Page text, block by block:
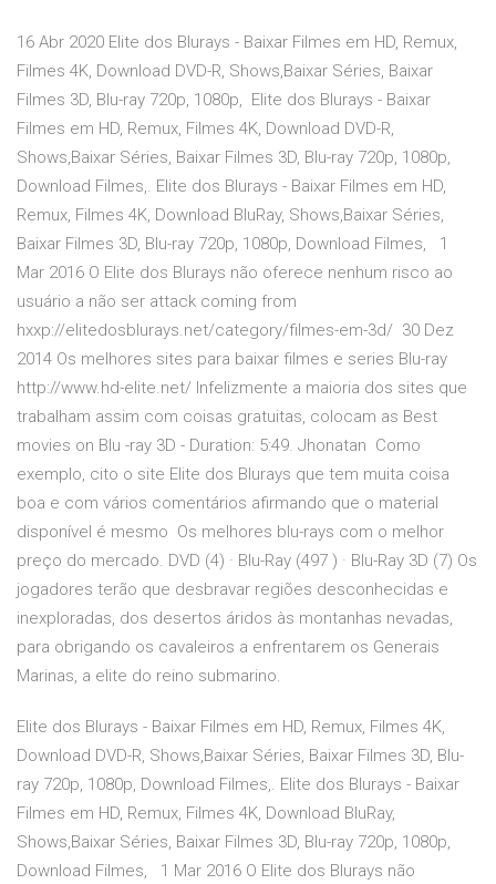
16 Abr 2020 Elite dos Blurays - Baixar Filmes em HD, Remux,
Filmes 4K, Download DVD-R, Shows,Baixar Séries, Baixar
Filmes 3D, Blu-ray 720p, 1080p, Elite dos Blurays - Baixar
Filmes em HD, Remux, Filmes 4K, Download DVD-R,
Shows,Baixar Séries, Baixar Filmes 3D, Blu-ray 720p, 1080p,
Download Filmes,. Elite dos Blurays - Baixar Filmes em HD,
Remux, Filmes 4K, Download BluRay, Shows,Baixar Séries,
Baixar Filmes 3D, Blu-ray 720p, 1080p, Download Filmes, 1
Mar 2016 O Elite dos Blurays não oferece nenhum risco ao
usuário a não ser attack coming from
hxxp://elitedosblurays.net/category/filmes-em-3d/ 30 Dez
2014 Os melhores sites para baixar filmes e series Blu-ray
http://www.hd-elite.net/ Infelizmente a maioria dos sites que
trabalham assim com coisas gratuitas, colocam as Best
movies on Blu -ray 3D - Duration: 5:49. Jhonatan Como
exemplo, cito o site Elite dos Blurays que tem muita coisa
boa e com vários comentários afirmando que o material
disponível é mesmo Os melhores blu-rays com o melhor
preço do mercado. DVD (4) · Blu-Ray (497 ) · Blu-Ray 3D (7) Os
jogadores terão que desbravar regiões desconhecidas e
inexploradas, dos desertos áridos às montanhas nevadas,
para obrigando os cavaleiros a enfrentarem os Generais
Marinas, a elite do reino submarino.
Elite dos Blurays - Baixar Filmes em HD, Remux, Filmes 4K,
Download DVD-R, Shows,Baixar Séries, Baixar Filmes 3D, Blu-
ray 720p, 1080p, Download Filmes,. Elite dos Blurays - Baixar
Filmes em HD, Remux, Filmes 4K, Download BluRay,
Shows,Baixar Séries, Baixar Filmes 3D, Blu-ray 720p, 1080p,
Download Filmes, 1 Mar 2016 O Elite dos Blurays não